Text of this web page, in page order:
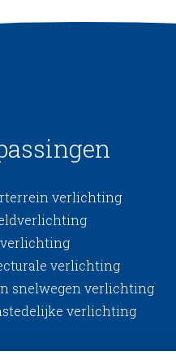
verlichting
verlichting
snelwegen verlichting
verlichting